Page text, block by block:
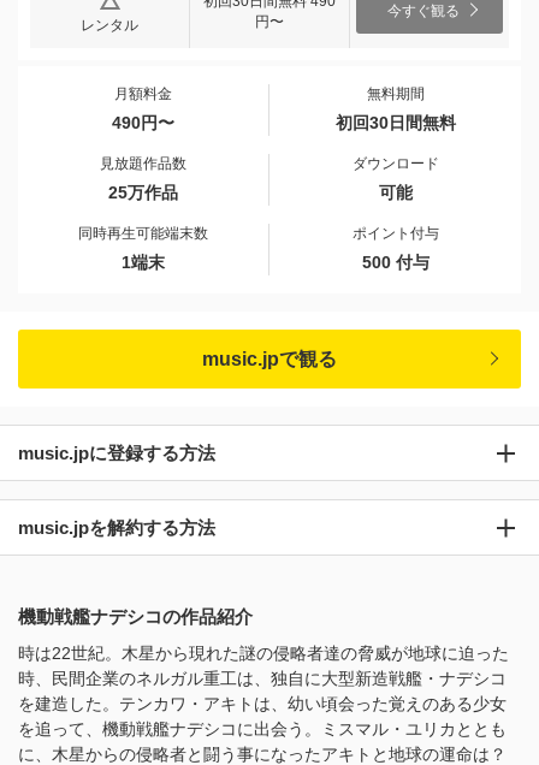
レンタル
円〜
今すぐ観る
月額料金
490円〜
無料期間
初回30日間無料
見放題作品数
25万作品
ダウンロード
可能
同時再生可能端末数
1端末
ポイント付与
500 付与
music.jpで観る
music.jpに登録する方法
music.jpを解約する方法
機動戦艦ナデシコの作品紹介
時は22世紀。木星から現れた謎の侵略者達の脅威が地球に迫った
時、民間企業のネルガル重工は、独自に大型新造戦艦・ナデシコ
を建造した。テンカワ・アキトは、幼い頃会った覚えのある少女
を追って、機動戦艦ナデシコに出会う。ミスマル・ユリカととも
に、木星からの侵略者と闘う事になったアキトと地球の運命は？